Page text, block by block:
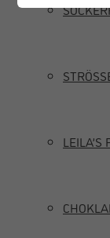
LEILA’S